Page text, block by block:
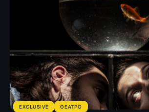
EXCLUSIVE ΘΕΑΤΡΟ